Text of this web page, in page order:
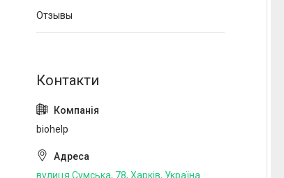
Отзывы
biohelp
вулиця Сумська, 78, Харків, Україна